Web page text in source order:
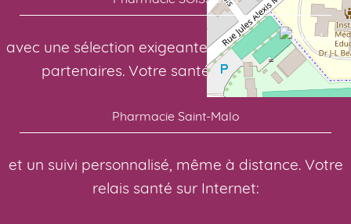
avec une sélection exigeante de nos laboratoires
partenaires. Votre santé, notre priorité:
Pharmacie Saint-Malo
et un suivi personnalisé, même à distance. Votre
relais santé sur Internet: